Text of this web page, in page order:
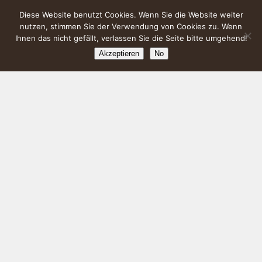
Diese Website benutzt Cookies. Wenn Sie die Website weiter
nutzen, stimmen Sie der Verwendung von Cookies zu. Wenn
Ihnen das nicht gefällt, verlassen Sie die Seite bitte umgehend!
Akzeptieren No